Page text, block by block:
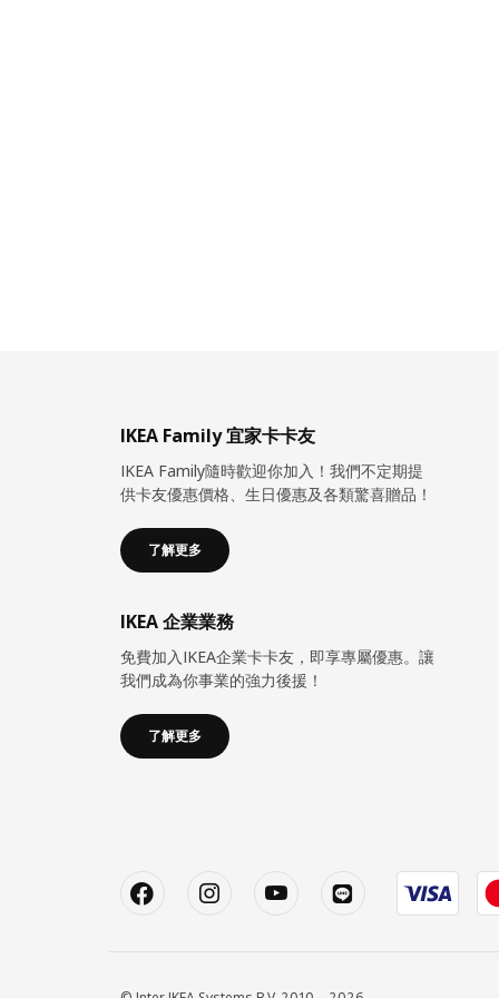
IKEA Family 宜家卡卡友
IKEA Family隨時歡迎你加入！我們不定期提
供卡友優惠價格、生日優惠及各類驚喜贈品！
了解更多
IKEA 企業業務
免費加入IKEA企業卡卡友，即享專屬優惠。讓
我們成為你事業的強力後援！
了解更多